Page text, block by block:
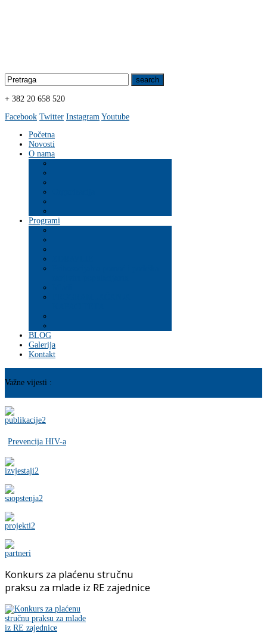
+ 382 20 658 520
Facebook Twitter Instagram Youtube
Početna
Novosti
O nama
Programi
BLOG
Galerija
Kontakt
Važne vijesti :
Prevencija HIV-a
Konkurs za plaćenu stručnu
praksu za mlade iz RE zajednice